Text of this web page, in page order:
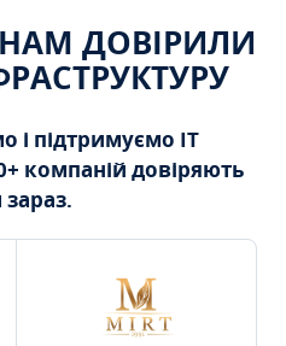
НАМ ДОВІРИЛИ
і підтримуємо ІТ
компаній довіряють